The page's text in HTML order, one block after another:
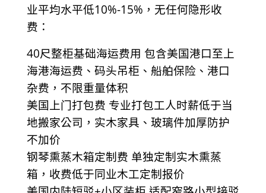
业平均水平低10%-15%，无任何隐形收
费：
40尺整柜基础海运费用 包含美国港口至上
海港海运费、码头吊柜、船舶保险、港口
杂费，不限重量体积
美国上门打包费 专业打包工人时薪低于当
地搬家公司，实木家具、玻璃件加厚防护
不加价
钢琴熏蒸木箱定制费 单独定制实木熏蒸
箱，收费低于同业木工定制报价